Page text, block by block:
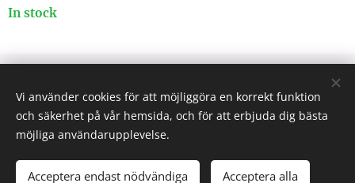
In stock
ADD TO CART
Väsen af Sverige Cookies
Vi använder cookies för att möjliggöra en korrekt funktion
och säkerhet på vår hemsida, och för att erbjuda dig bästa
möjliga användarupplevelse.
Acceptera endast nödvändiga Acceptera alla